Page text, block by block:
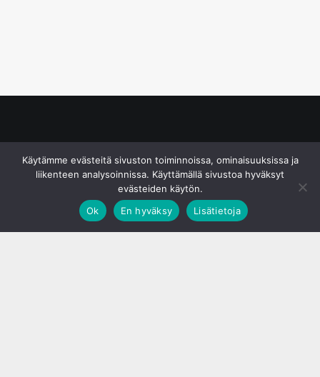
Käytämme evästeitä sivuston toiminnoissa, ominaisuuksissa ja
liikenteen analysoinnissa. Käyttämällä sivustoa hyväksyt
evästeiden käytön.
Ok
En hyväksy Lisätietoja